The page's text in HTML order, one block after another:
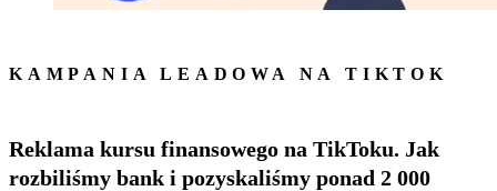
KAMPANIA LEADOWA NA TIKTOK
Reklama kursu finansowego na TikToku. Jak
rozbiliśmy bank i pozyskaliśmy ponad 2 000